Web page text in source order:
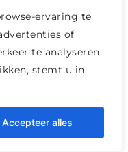
ervaring te
of
te analyseren.
stemt u in
Accepteer alles